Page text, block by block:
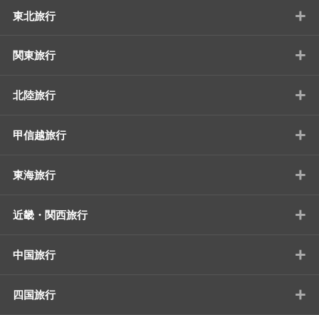
東北旅行 +
関東旅行 +
北陸旅行 +
甲信越旅行 +
東海旅行 +
近畿・関西旅行 +
中国旅行 +
四国旅行 +